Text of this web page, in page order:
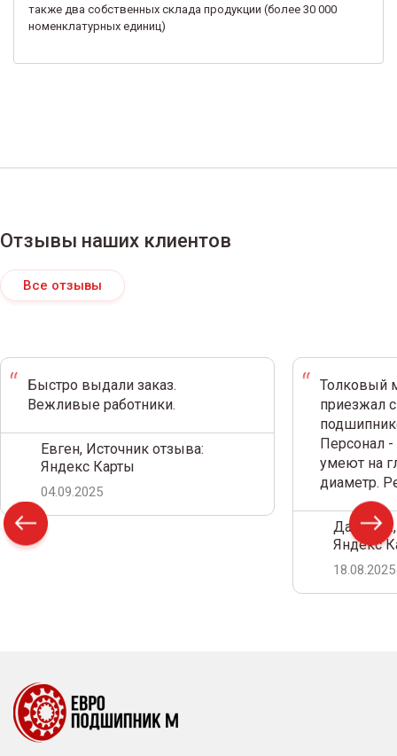
также два собственных склада продукции (более 30 000
номенклатурных единиц)
Отзывы наших клиентов
Все отзывы
Быстро выдали заказ.
Вежливые работники.
Евген, Источник отзыва:
Яндекс Карты
04.09.2025
Толковый
приезжал
Персонал
умеют на
диаметр.
Дамир
Яндекс
18.08.2025